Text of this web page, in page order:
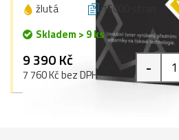
žlutá 15000 stran
Skladem > 9 ks
9 390 Kč
7 760 Kč bez DPH -